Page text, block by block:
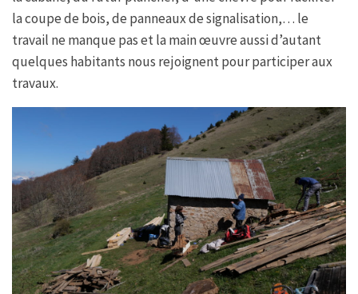
la coupe de bois, de panneaux de signalisation,… le
travail ne manque pas et la main œuvre aussi d’autant
quelques habitants nous rejoignent pour participer aux
travaux.